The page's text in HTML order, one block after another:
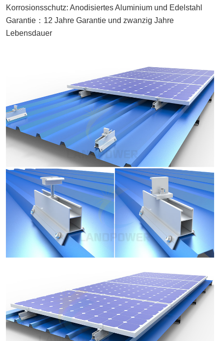
Korrosionsschutz: Anodisiertes Aluminium und Edelstahl
Garantie ： 12 Jahre Garantie und zwanzig Jahre
Lebensdauer